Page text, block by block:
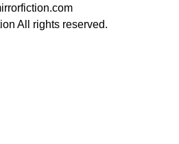
All rights reserved.